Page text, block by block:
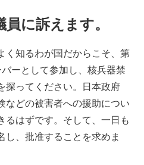
に訴えます。
く知るわが国だからこそ、第
ーとして参加し、核兵器禁
探ってください。日本政府
などの被害者への援助につい
るはずです。そして、一日も
し、批准することを求めま